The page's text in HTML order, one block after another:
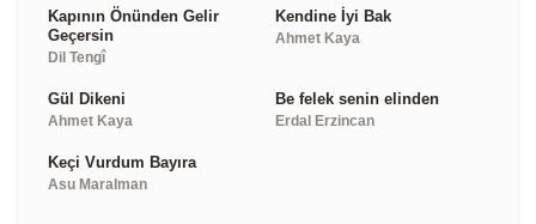
Kapının Önünden Gelir
Geçersin
Dil Tengî
Kendine İyi Bak
Ahmet Kaya
Gül Dikeni
Ahmet Kaya
Be felek senin elinden
Erdal Erzincan
Keçi Vurdum Bayıra
Asu Maralman